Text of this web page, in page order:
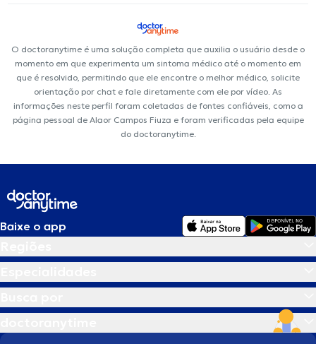
O doctoranytime é uma solução completa que auxilia o usuário desde o
momento em que experimenta um sintoma médico até o momento em
que é resolvido, permitindo que ele encontre o melhor médico, solicite
orientação por chat e fale diretamente com ele por vídeo. As
informações neste perfil foram coletadas de fontes confiáveis, como a
página pessoal de Alaor Campos Fiuza e foram verificadas pela equipe
do doctoranytime.
Baixe o app